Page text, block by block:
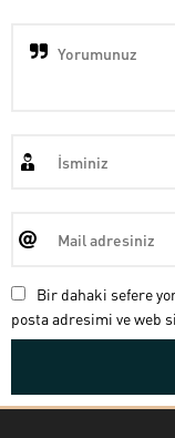
Bir dahaki sefere
posta adresimi ve web